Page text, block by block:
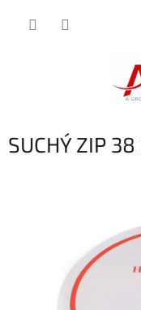
SUCHÝ ZIP